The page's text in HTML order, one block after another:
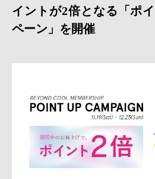
イントが2倍となる「ポ
ペーン」を開催